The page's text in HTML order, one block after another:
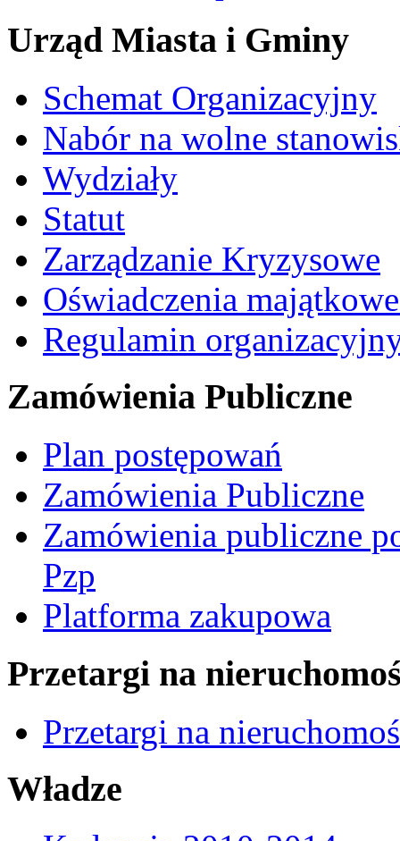
Urząd Miasta i Gminy
Schemat Organizacyjny
Nabór na wolne
Wydziały
Statut
Zarządzanie Kryzysowe
Oświadczenia
Regulamin
Zamówienia Publiczne
Plan postępowań
Zamówienia Publiczne
Zamówienia publiczne
Pzp
Platforma zakupowa
Przetargi na
Przetargi na
Władze